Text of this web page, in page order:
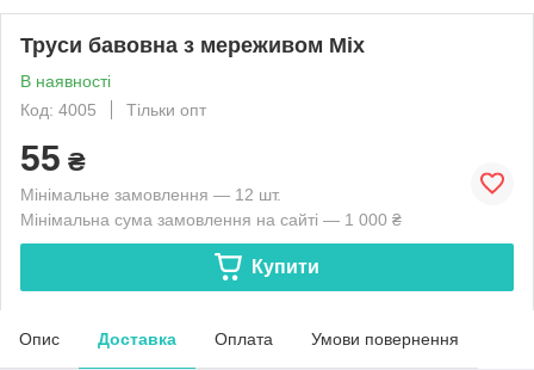
Труси бавовна з мереживом Міх
В наявності
Код: 4005
Тільки опт
55 ₴
Мінімальне замовлення — 12 шт.
Мінімальна сума замовлення на сайті — 1 000 ₴
Купити
Опис Доставка Оплата Умови повернення